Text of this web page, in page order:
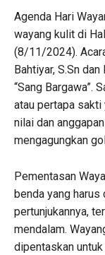
Agenda Hari
wayang kulit di
(8/11/2024).
Bahtiyar, S.Sn
“Sang Bargawa”.
atau pertapa
nilai dan
mengagungkan
Pementasan
benda yang
pertunjukannya,
mendalam.
dipentaskan